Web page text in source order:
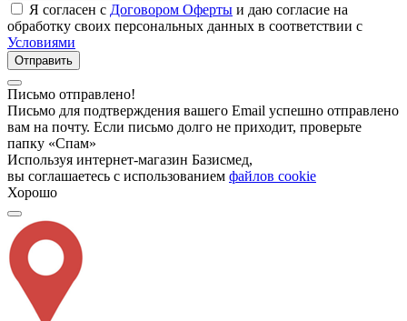
Я согласен с Договором Оферты и даю согласие на
обработку своих персональных данных в соответствии с
Условиями
Отправить
Письмо отправлено!
Письмо для подтверждения вашего Email успешно отправлено
вам на почту. Если письмо долго не приходит, проверьте
папку «Спам»
Используя интернет-магазин Базисмед,
вы соглашаетесь с использованием файлов cookie
Хорошо